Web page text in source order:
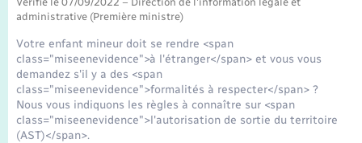
Sécurité - Prévention
Seniors
Transports
administrative (Première ministre)
Votre enfant mineur doit se rendre <span
class="miseenevidence">à l'étranger</span> et vous vous
demandez s'il y a des <span
class="miseenevidence">formalités à respecter</span> ?
Nous vous indiquons les règles à connaître sur <span
class="miseenevidence">l'autorisation de sortie du territoire
(AST)</span>.